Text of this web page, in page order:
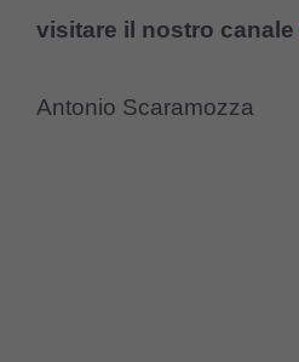
visitare il nostro canale
Antonio Scaramozza